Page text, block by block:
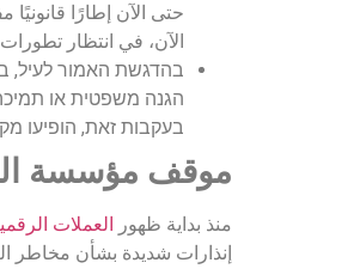
حتى الآن إطارًا
الآن، في انتظار
בהדגשת האמור לעיל,
הגנה משפטית או תמיכה
בעקבות זאת, הופיעו
موقف مؤسسة
منذ بداية ظهور العملات
إنذارات شديدة بشأن مخاطر